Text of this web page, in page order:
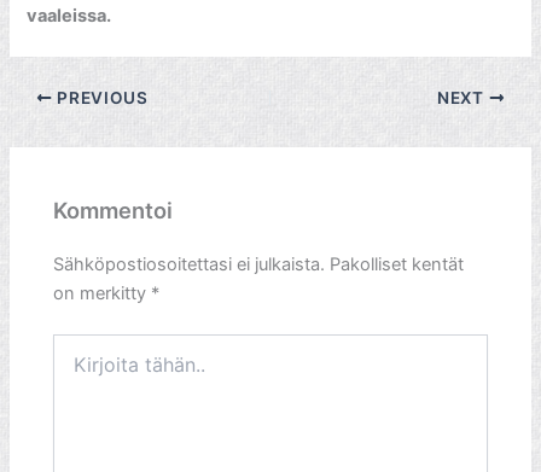
vaaleissa.
PREVIOUS NEXT
Kommentoi
Sähköpostiosoitettasi ei julkaista. Pakolliset kentät
on merkitty *
tähän..